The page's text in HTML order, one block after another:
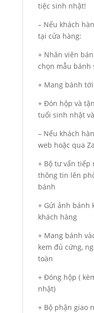
tiệc sinh nhật!
– Nếu khách
tại cửa hàng:
+ Nhân viên
chọn mẫu bánh
+ Mang bánh
+ Đón hộp và
tuổi sinh nhật
– Nếu khách
web hoặc qua
+ Bộ tư vấn tiếp
thông tin lên
bánh
+ Gửi ảnh bánh
khách hàng
+ Mang bánh
kem đủ cứng,
toàn
+ Đóng hộp (
nhật)
+ Bộ phận giao